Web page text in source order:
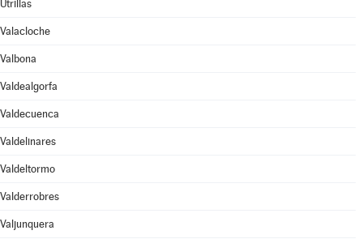
Utrillas
Valacloche
Valbona
Valdealgorfa
Valdecuenca
Valdelinares
Valdeltormo
Valderrobres
Valjunquera